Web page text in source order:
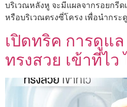
บริเวณหลังหู จะมีแผลจากรอยกรีด
หรือบริเวณตรงซี่โครง เพื่อนำกระ
เปิดทริค การดูแ
ทรงสวย เข้าที่ไว